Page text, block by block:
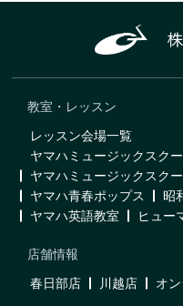
教室・レッスン
レッスン会場一覧
ヤマハミュージックスク
ヤマハミュージックスク
ヤマハ青春ポップス
昭
ヤマハ英語教室
ヒュー
店舗情報
春日部店
川越店 オ